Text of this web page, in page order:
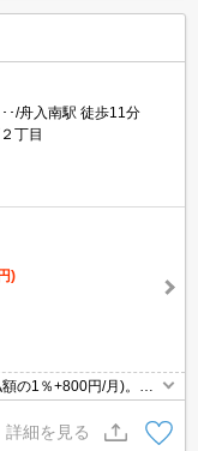
･/舟入南駅 徒歩11分
丁目
)
の1％+800円/月)。エ
詳細を見る